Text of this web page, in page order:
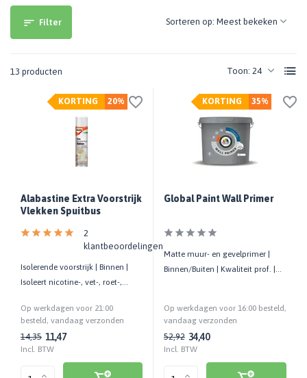
Filter
13 producten Toon:
Sorteren op:
20%
KORTING
Alabastine Extra Voorstrijk
Vlekken Spuitbus
2
klantbeoordelingen
Isolerende voorstrijk | Binnen |
Isoleert nicotine-, vet-, roet-,
Op werkdagen voor 21:00
besteld, vandaag verzonden
14,35 11,47
Incl. BTW
35%
KORTING
Global Paint Wall Primer
Matte muur- en gevelprimer |
Binnen/Buiten | Kwaliteit prof. |
Op werkdagen voor 16:00 besteld,
vandaag verzonden
52,92 34,40
Incl. BTW